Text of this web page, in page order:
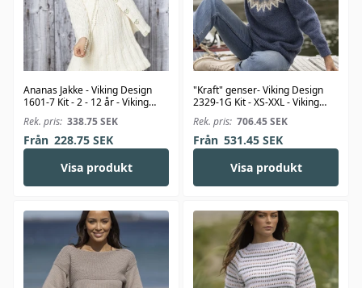
Ananas Jakke - Viking Design
1601-7 Kit - 2 - 12 år - Viking
Bjørk
Rek. pris: 338.75SEK
Från 228.75SEK
Visa produkt
"Kraft" genser- Viking Design
2329-1G Kit - XS-XXL - Viking
Wool
Rek. pris: 706.45SEK
Från 531.45SEK
Visa produkt